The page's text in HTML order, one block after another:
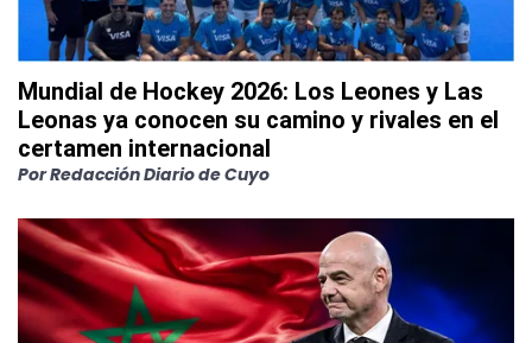
Mundial de Hockey 2026: Los Leones y Las
Leonas ya conocen su camino y rivales en el
certamen internacional
PorRedacción Diario de Cuyo